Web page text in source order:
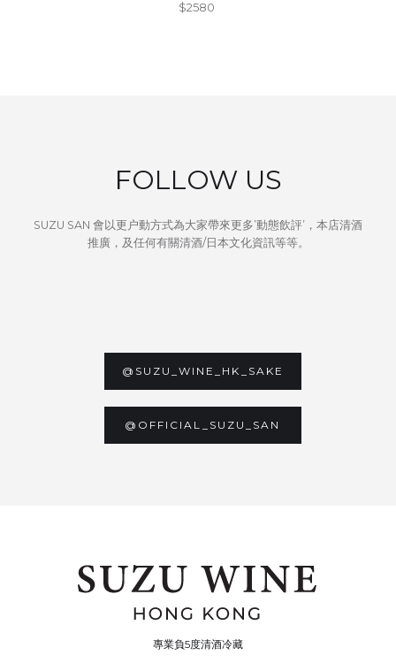
$2580
FOLLOW US
SUZU SAN 會以更户動方式為大家帶來更多’動態飲評’，本店清酒
推廣，及任何有關清酒/日本文化資訊等等。
@SUZU_WINE_HK_SAKE
@OFFICIAL_SUZU_SAN
專業負5度清酒冷藏